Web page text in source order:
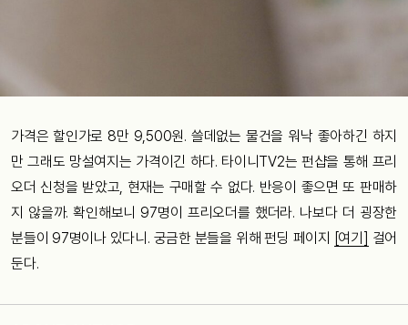
가격은 할인가로 8만 9,500원. 쓸데없는 물건을 워낙 좋아하긴 하지
만 그래도 망설여지는 가격이긴 하다. 타이니TV2는 펀샵을 통해 프리
오더 신청을 받았고, 현재는 구매할 수 없다. 반응이 좋으면 또 판매하
지 않을까. 확인해보니 97명이 프리오더를 했더라. 나보다 더 굉장한
분들이 97명이나 있다니. 궁금한 분들을 위해 펀딩 페이지
[여기]
걸어
둔다.